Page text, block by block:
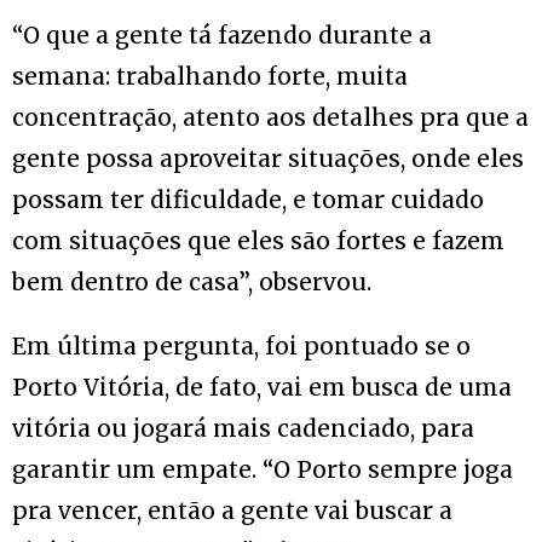
“O que a gente tá fazendo durante a
semana: trabalhando forte, muita
concentração, atento aos detalhes pra que a
gente possa aproveitar situações, onde eles
possam ter dificuldade, e tomar cuidado
com situações que eles são fortes e fazem
bem dentro de casa”, observou.
Em última pergunta, foi pontuado se o
Porto Vitória, de fato, vai em busca de uma
vitória ou jogará mais cadenciado, para
garantir um empate. “O Porto sempre joga
pra vencer, então a gente vai buscar a